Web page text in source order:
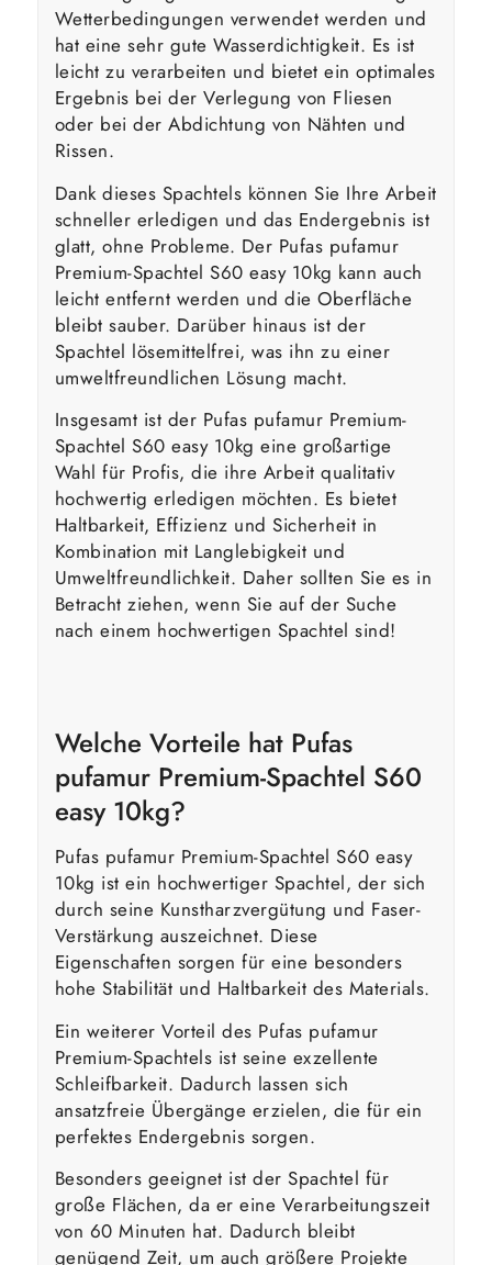
Wetterbedingungen verwendet werden und
hat eine sehr gute Wasserdichtigkeit. Es ist
leicht zu verarbeiten und bietet ein optimales
Ergebnis bei der Verlegung von Fliesen
oder bei der Abdichtung von Nähten und
Rissen.
Dank dieses Spachtels können Sie Ihre Arbeit
schneller erledigen und das Endergebnis ist
glatt, ohne Probleme. Der Pufas pufamur
Premium-Spachtel S60 easy 10kg kann auch
leicht entfernt werden und die Oberfläche
bleibt sauber. Darüber hinaus ist der
Spachtel lösemittelfrei, was ihn zu einer
umweltfreundlichen Lösung macht.
Insgesamt ist der Pufas pufamur Premium-
Spachtel S60 easy 10kg eine großartige
Wahl für Profis, die ihre Arbeit qualitativ
hochwertig erledigen möchten. Es bietet
Haltbarkeit, Effizienz und Sicherheit in
Kombination mit Langlebigkeit und
Umweltfreundlichkeit. Daher sollten Sie es in
Betracht ziehen, wenn Sie auf der Suche
nach einem hochwertigen Spachtel sind!
Welche Vorteile hat Pufas
pufamur Premium-Spachtel S60
easy 10kg?
Pufas pufamur Premium-Spachtel S60 easy
10kg ist ein hochwertiger Spachtel, der sich
durch seine Kunstharzvergütung und Faser-
Verstärkung auszeichnet. Diese
Eigenschaften sorgen für eine besonders
hohe Stabilität und Haltbarkeit des Materials.
Ein weiterer Vorteil des Pufas pufamur
Premium-Spachtels ist seine exzellente
Schleifbarkeit. Dadurch lassen sich
ansatzfreie Übergänge erzielen, die für ein
perfektes Endergebnis sorgen.
Besonders geeignet ist der Spachtel für
große Flächen, da er eine Verarbeitungszeit
von 60 Minuten hat. Dadurch bleibt
genügend Zeit, um auch größere Projekte